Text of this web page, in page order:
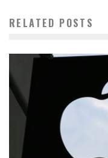
RELATED POSTS